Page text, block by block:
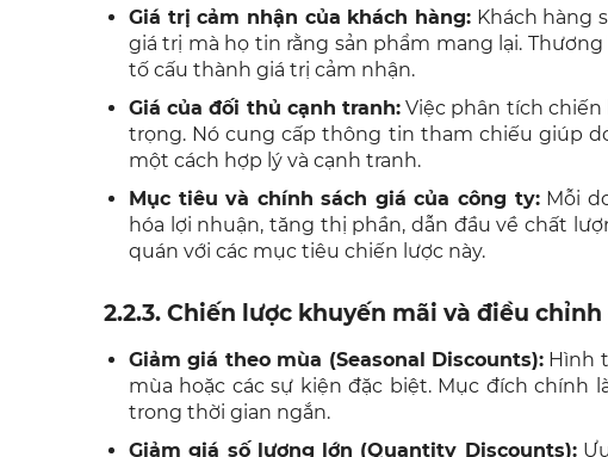
Giá trị cảm nhận của khách hàng: Khách hàng
giá trị mà họ tin rằng sản phẩm mang lại.
tố cấu thành giá trị cảm nhận.
Giá của đối thủ cạnh tranh: Việc phân tích
trọng. Nó cung cấp thông tin tham chiếu giúp
một cách hợp lý và cạnh tranh.
Mục tiêu và chính sách giá của công ty:Mỗi
hóa lợi nhuận, tăng thị phần, dẫn đầu về chất
quán với các mục tiêu chiến lược này.
2.2.3. Chiến lược khuyến mãi và điều
Giảm giá theo mùa (Seasonal Discounts):Hình
mùa hoặc các sự kiện đặc biệt. Mục đích
trong thời gian ngắn.
Giảm giá số lượng lớn (Quantity Discounts):